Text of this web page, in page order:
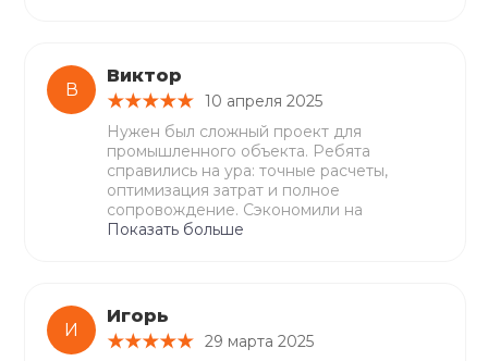
В
Виктор
10 апреля 2025
Нужен был сложный проект для
промышленного объекта. Ребята
справились на ура: точные расчеты,
оптимизация затрат и полное
сопровождение. Сэкономили на
Показать больше
И
Игорь
29 марта 2025